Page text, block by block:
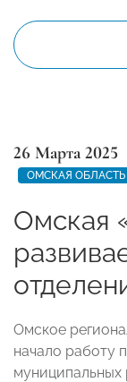
26 Марта 2025
ОМСКАЯ ОБЛАСТЬ
Омская
Омское
начало работу